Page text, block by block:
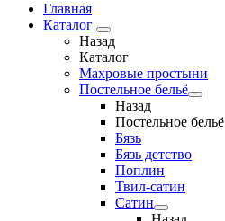
Главная
Каталог
Назад
Каталог
Махровые простыни
Постельное бельё
Назад
Постельное бельё
Бязь
Бязь детство
Поплин
Твил-сатин
Сатин